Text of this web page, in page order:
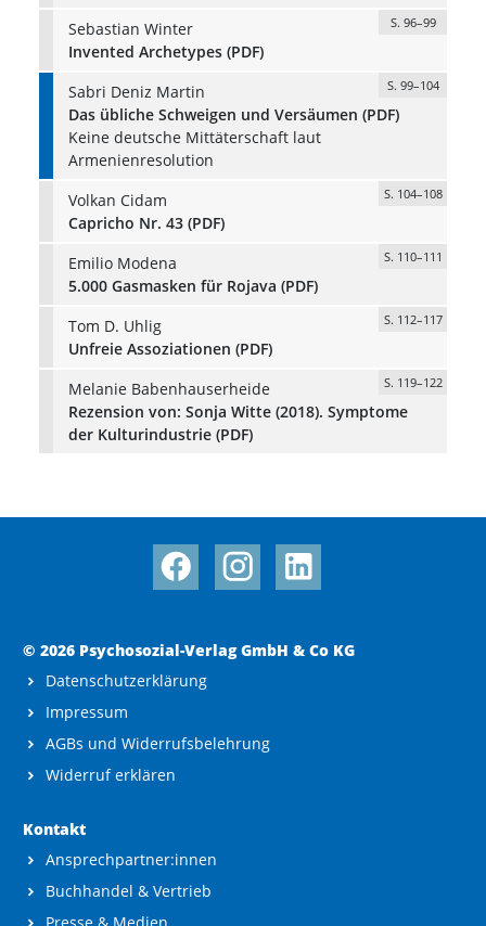
Sebastian Winter
S. 96–99
Invented Archetypes (PDF)
Sabri Deniz Martin
S. 99–104
Das übliche Schweigen und Versäumen (PDF)
Keine deutsche Mittäterschaft laut
Armenienresolution
Volkan Cidam
S. 104–108
Capricho Nr. 43 (PDF)
Emilio Modena
S. 110–111
5.000 Gasmasken für Rojava (PDF)
Tom D. Uhlig
S. 112–117
Unfreie Assoziationen (PDF)
Melanie Babenhauserheide
S. 119–122
Rezension von: Sonja Witte (2018). Symptome
der Kulturindustrie (PDF)
© 2026 Psychosozial-Verlag GmbH & Co KG
Datenschutzerklärung
Impressum
AGBs und Widerrufsbelehrung
Widerruf erklären
Kontakt
Ansprechpartner:innen
Buchhandel & Vertrieb